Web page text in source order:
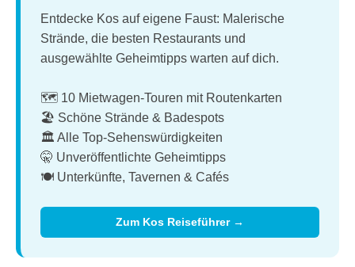
Entdecke Kos auf eigene Faust: Malerische
Strände, die besten Restaurants und
ausgewählte Geheimtipps warten auf dich.
🗺️ 10 Mietwagen-Touren mit Routenkarten
🏖️ Schöne Strände & Badespots
🏛️ Alle Top-Sehenswürdigkeiten
🤫 Unveröffentlichte Geheimtipps
🍽️ Unterkünfte, Tavernen & Cafés
Zum Kos Reiseführer →